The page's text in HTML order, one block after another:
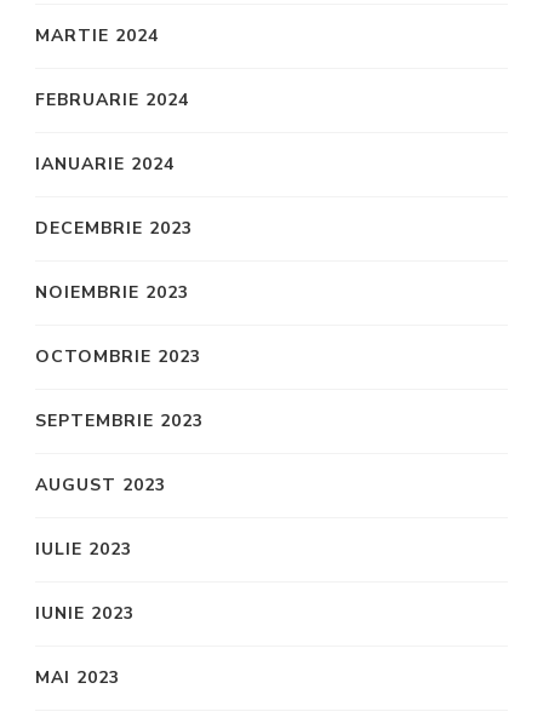
MARTIE 2024
FEBRUARIE 2024
IANUARIE 2024
DECEMBRIE 2023
NOIEMBRIE 2023
OCTOMBRIE 2023
SEPTEMBRIE 2023
AUGUST 2023
IULIE 2023
IUNIE 2023
MAI 2023